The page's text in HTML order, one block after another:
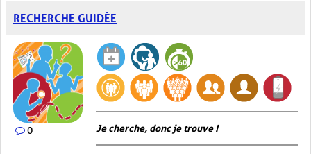
RECHERCHE GUIDÉE
0 Je cherche, donc je trouve !